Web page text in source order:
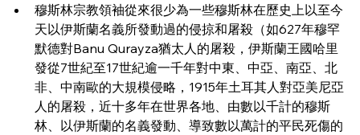
穆斯林宗教領袖從來很少為一些穆斯林在歷史上以至今
天以伊斯蘭名義所發動過的侵掠和屠殺（如627年穆罕
默德對Banu Qurayza猶太人的屠殺，伊斯蘭王國哈里
發從7世紀至17世紀逾一千年對中東、中亞、南亞、北
非、中南歐的大規模侵略，1915年土耳其人對亞美尼亞
人的屠殺，近十多年在世界各地、由數以千計的穆斯
林、以伊斯蘭的名義發動、導致數以萬計的平民死傷的